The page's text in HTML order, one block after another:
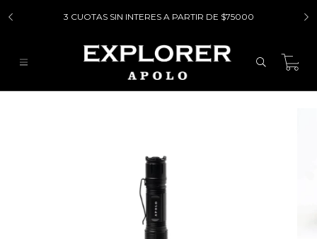
3 CUOTAS SIN INTERES A PARTIR DE $75000